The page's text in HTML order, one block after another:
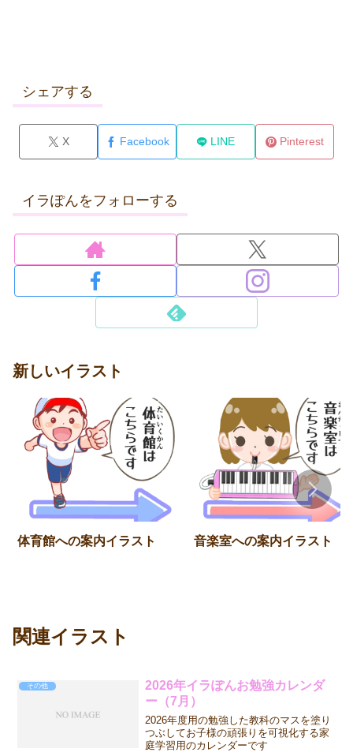
シェアする
X Facebook LINE Pinterest
イラぽんをフォローする
新しいイラスト
体育館への案内イラスト 音楽室への案内イラスト
関連イラスト
その他
2026年イラぽんお勉強カレンダ
ー（7月）
2026年度用の勉強した教科のマスを塗り
つぶしてお子様の頑張りを可視化する家
庭学習用のカレンダーです